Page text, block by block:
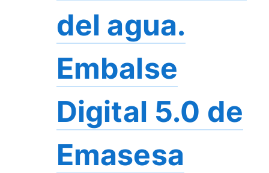
del agua.
Embalse
Digital 5.0 de
Emasesa